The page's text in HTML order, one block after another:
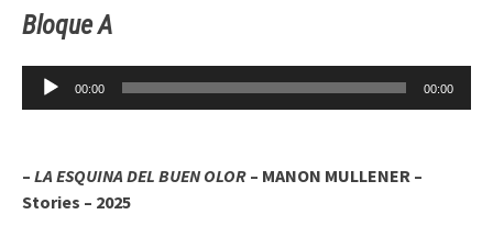
Bloque A
Reproductor
00:00 00:00
– LA ESQUINA DEL BUEN OLOR – MANON MULLENER –
Stories – 2025